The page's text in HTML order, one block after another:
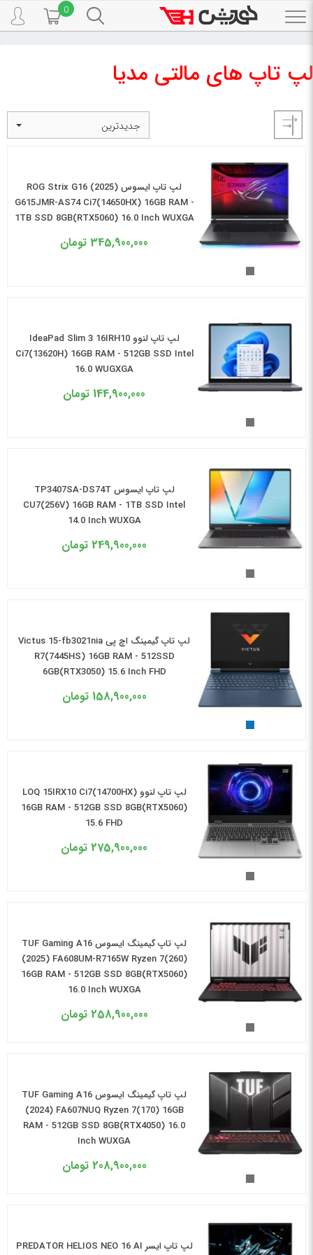
Toggle
navigation
0
لپ تاپ های مالتی مدیا
جدیدترین
لپ تاپ ایسوس ROG Strix G16 (2025)
G615JMR-AS74 Ci7(14650HX) 16GB RAM -
1TB SSD 8GB(RTX5060) 16.0 Inch WUXGA
345,900,000 تومان
لپ تاپ لنوو IdeaPad Slim 3 16IRH10
Ci7(13620H) 16GB RAM - 512GB SSD Intel
16.0 WUGXGA
144,900,000 تومان
لپ تاپ ایسوس TP3407SA-DS74T
CU7(256V) 16GB RAM - 1TB SSD Intel
14.0 Inch WUXGA
249,900,000 تومان
لپ تاپ گیمینگ اچ پی Victus 15-fb3021nia
R7(7445HS) 16GB RAM - 512SSD
6GB(RTX3050) 15.6 Inch FHD
158,900,000 تومان
لپ تاپ لنوو LOQ 15IRX10 Ci7(14700HX)
16GB RAM - 512GB SSD 8GB(RTX5060)
15.6 FHD
275,900,000 تومان
لپ تاپ گیمینگ ایسوس TUF Gaming A16
(2025) FA608UM-R7165W Ryzen 7(260)
16GB RAM - 512GB SSD 8GB(RTX5060)
16.0 Inch WUXGA
258,900,000 تومان
لپ تاپ گیمینگ ایسوس TUF Gaming A16
(2024) FA607NUQ Ryzen 7(170) 16GB
RAM - 512GB SSD 8GB(RTX4050) 16.0
Inch WUXGA
208,900,000 تومان
لپ تاپ ایسر PREDATOR HELIOS NEO 16 AI